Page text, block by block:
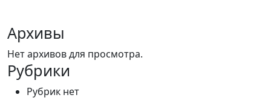
Архивы
Нет архивов для просмотра.
Рубрики
Рубрик нет